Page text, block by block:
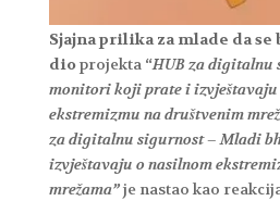
Sjajna prilika za mlade da se
dioprojekta “HUB za digitalnu
monitori koji prate i izvještavaju
ekstremizmu na društvenim
za digitalnu sigurnost – Mladi
izvještavaju o nasilnom
mrežama”je nastao kao